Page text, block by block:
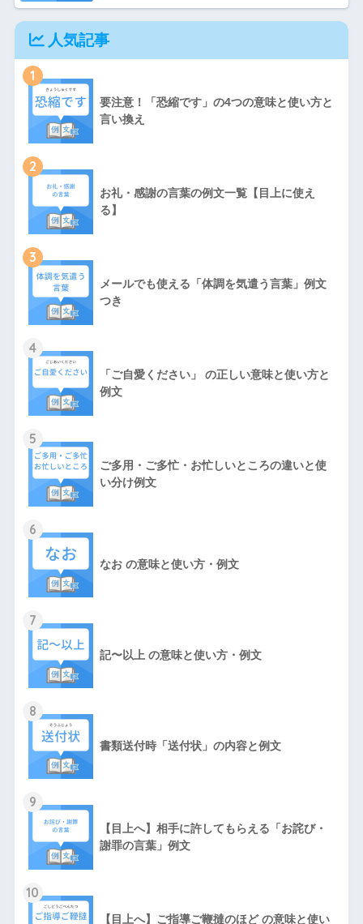
人気記事
1
要注意！「恐縮です」の4つの意味と使い方と
言い換え
2
お礼・感謝の言葉の例文一覧【目上に使え
る】
3
メールでも使える「体調を気遣う言葉」例文
つき
4
「ご自愛ください」 の正しい意味と使い方と
例文
5
ご多用・ご多忙・お忙しいところの違いと使
い分け例文
6
なお の意味と使い方・例文
7
記〜以上 の意味と使い方・例文
8
書類送付時「送付状」の内容と例文
9
【目上へ】相手に許してもらえる「お詫び・
謝罪の言葉」例文
10
【目上へ】ご指導ご鞭撻のほど の意味と使い